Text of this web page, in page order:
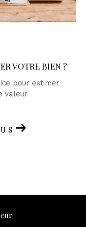
VOTRE BIEN ?
pour estimer
valeur